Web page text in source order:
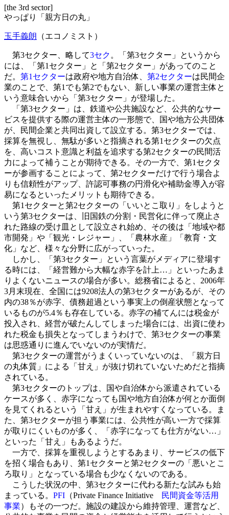
[the 3rd sector]
やっぱり「親方日の丸」
玉手義朗 （エコノミスト）
第3セクター、略して3セク 。「第3セクター」というから
には、「第1セクター」と「第2セクター」があってのこと
だ。 第1セクターは政府や地方自治体、 第2セクターは民間企
業のことで、第1でも第2でもない、新しい事業の運営主体と
いう意味合いから「第3セクター」が登場した。
「第3セクター」は、鉄道や公共施設など、公共的なサー
ビスを提供する際の運営主体の一形態で、国や地方公共団体
が、民間企業と共同出資して設立する。第3セクターでは、
採算を無視し、無駄が多いと指摘される第1セクターの欠点
を、高いコスト意識と利益を追求する第2セクターの民間活
力によって補うことが期待できる。その一方で、第1セクタ
ーが参画することによって、第2セクターだけで行う場合よ
りも信頼性がアップ、許認可事務の円滑化や補助金導入が容
易になるといったメリットも期待できる。
第1セクターと第2セクターの「いいとこ取り」をしようと
いう第3セクターは、旧国鉄の分割・民営化に伴って廃止さ
れた路線の受け皿として設立され始め、その後は「地域や都
市開発」や「観光・レジャー」、「農林水産」「教育・文
化」など、様々な分野に広がっていった。
しかし、「第3セクター」という言葉がメディアに登場す
る時には、「経営難から大幅な赤字を計上…」といったあま
りよくないニュースの場合が多い。総務省によると、2006年
3月末現在、全国には9208法人の第3セクターがあるが、その
内の38％が赤字、債務超過という事実上の倒産状態となって
いるものが5.4％も存在している。赤字の補てんには税金が
投入され、経営が破たんしてしまった場合には、出資に使わ
れた税金も損失となってしまうわけで、第3セクターの事業
は思惑通りに進んでいないのが実情だ。
第3セクターの運営がうまくいっていないのは、「親方日
の丸体質」による「甘え」が抜け切れていないためだと指摘
されている。
第3セクターのトップは、国や自治体から派遣されている
ケースが多く、赤字になっても国や地方自治体が何とか面倒
を見てくれるという「甘え」が生まれやすくなっている。ま
た、第3セクターが担う事業には、公共性が高い一方で採算
が取りにくいものが多く、「赤字になっても仕方がない…」
といった「甘え」もあるようだ。
一方で、採算を重視しようとするあまり、サービスの低下
を招く場合もあり、第1セクターと第2セクターの「悪いとこ
ろ取り」となっている場合も少なくないのである。
こうした状況の中、第3セクターに代わる新たな試みも始
まっている。 PFI （Private Finance Initiative
民間資金等活用
事業）もその一つだ。施設の建設から維持管理、運営など、